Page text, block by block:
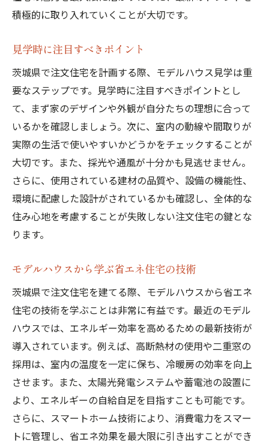
積極的に取り入れていくことが大切です。
見学時に注目すべきポイント
茨城県で注文住宅を計画する際、モデルハウス見学は重
要なステップです。見学時に注目すべきポイントとし
て、まず家のデザインや外観が自分たちの理想に合って
いるかを確認しましょう。次に、室内の動線や間取りが
実際の生活で使いやすいかどうかをチェックすることが
大切です。また、採光や通風が十分かも見逃せません。
さらに、使用されている建材の品質や、設備の機能性、
環境に配慮した設計がされているかも確認し、全体的な
住み心地を考慮することが失敗しない注文住宅の鍵とな
ります。
モデルハウスから学ぶ省エネ住宅の技術
茨城県で注文住宅を建てる際、モデルハウスから省エネ
住宅の技術を学ぶことは非常に有益です。最近のモデル
ハウスでは、エネルギー効率を高めるための最新技術が
導入されています。例えば、高断熱材の使用や二重窓の
採用は、室内の温度を一定に保ち、冷暖房の効率を向上
させます。また、太陽光発電システムや蓄電池の設置に
より、エネルギーの自給自足を目指すことも可能です。
さらに、スマートホーム技術により、消費電力をスマー
トに管理し、省エネ効果を最大限に引き出すことができ